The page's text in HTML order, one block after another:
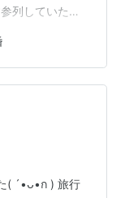
列していた。
にいたおいっ
婚したが子供は
になったとい
名古屋から来
の奥さんは北
( ´•ᴗ•ก ) 旅行